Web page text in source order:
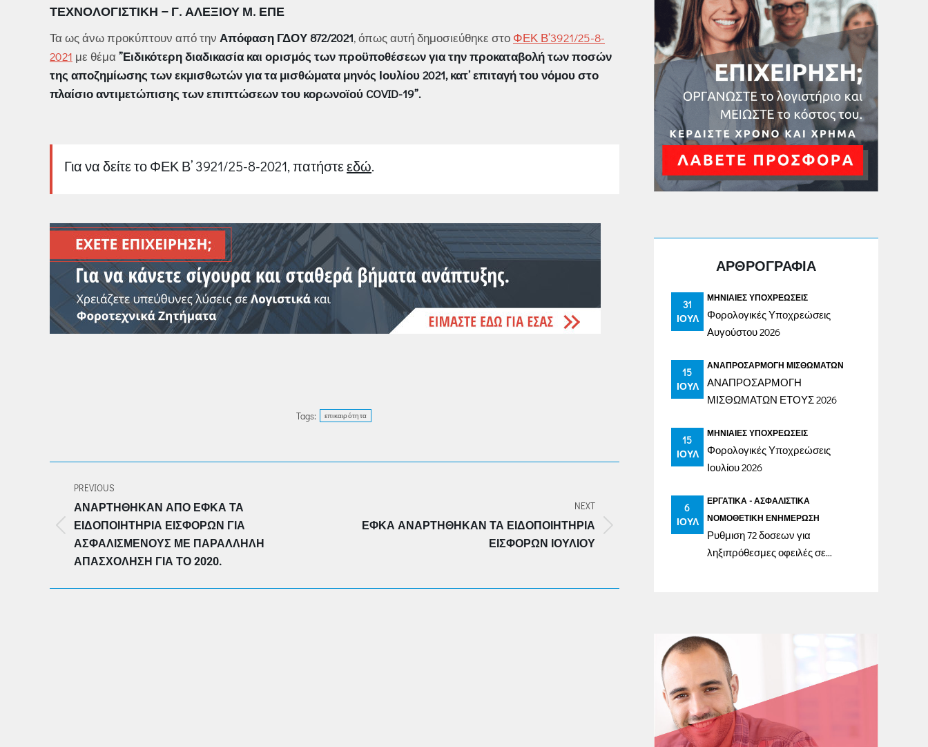
ΤΕΧΝΟΛΟΓΙΣΤΙΚΉ – Γ. ΑΛΕΞΊΟΥ Μ. ΕΠΕ
Τα ως άνω προκύπτουν από την Απόφαση ΓΔΟΥ 872/2021, όπως αυτή δημοσιεύθηκε στο ΦΕΚ Β’3921/25-8-
2021 με θέμα ”Ειδικότερη διαδικασία και ορισμός των προϋποθέσεων για την προκαταβολή των ποσών
της αποζημίωσης των εκμισθωτών για τα μισθώματα μηνός Ιουλίου 2021, κατ’ επιταγή του νόμου στο
πλαίσιο αντιμετώπισης των επιπτώσεων του κορωνοϊού COVID-19”.
Για να δείτε το ΦΕΚ Β’ 3921/25-8-2021, πατήστεεδώ.
Tags: επικαιρότητα
NAVIGATION
PREVIOUS
Previous
post:
ΑΝΑΡΤΉΘΗΚΑΝ ΑΠΌ ΕΦΚΑ ΤΑ
ΕΙΔΟΠΟΙΗΤΉΡΙΑ ΕΙΣΦΟΡΏΝ ΓΙΑ
ΑΣΦΑΛΙΣΜΈΝΟΥΣ ΜΕ ΠΑΡΆΛΛΗΛΗ
ΑΠΑΣΧΌΛΗΣΗ ΓΙΑ ΤΟ 2020.
NEXT
Next
ΕΦΚΑ ΑΝΑΡΤΉΘΗΚΑΝ ΤΑ ΕΙΔΟΠΟΙΗΤΉΡΙΑ
ΕΙΣΦΟΡΏΝ ΙΟΥΛΊΟΥ
ΑΡΘΡΟΓΡΑΦΙΑ
31
ΙΟΎΛ
ΜΗΝΙΑΊΕΣ ΥΠΟΧΡΕΏΣΕΙΣ
Φορολογικές Υποχρεώσεις
Αυγούστου 2026
15
ΙΟΎΛ
ΑΝΑΠΡΟΣΑΡΜΟΓΉ ΜΙΣΘΩΜΆΤΩΝ
ΑΝΑΠΡΟΣΑΡΜΟΓΗ
ΜΙΣΘΩΜΑΤΩΝ ΕΤΟΥΣ 2026
15
ΙΟΎΛ
ΜΗΝΙΑΊΕΣ ΥΠΟΧΡΕΏΣΕΙΣ
Φορολογικές Υποχρεώσεις
Ιουλίου 2026
6
ΙΟΎΛ
ΕΡΓΑΤΙΚΆ - ΑΣΦΑΛΙΣΤΙΚΆ
ΝΟΜΟΘΕΤΙΚΉ ΕΝΗΜΈΡΩΣΗ
Ρυθμιση 72 δοσεων για
ληξιπρόθεσμες οφειλές σε